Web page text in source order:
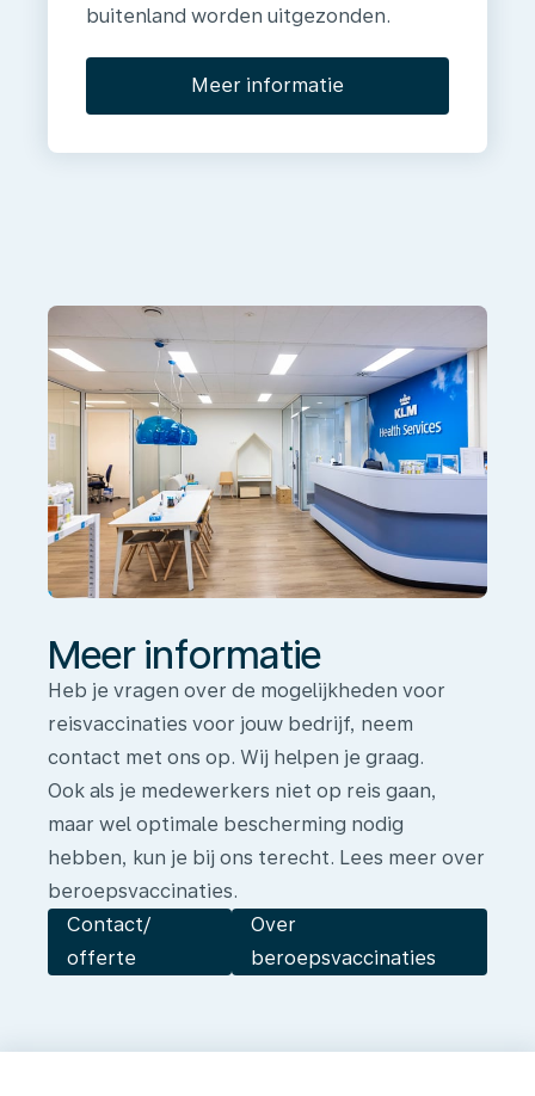
buitenland worden uitgezonden.
Meer informatie
Meer
Meer informatie
Heb je vragen over de mogelijkheden voor
reisvaccinaties voor jouw bedrijf, neem
contact met ons op. Wij helpen je graag.
Ook als je medewerkers niet op reis gaan,
maar wel optimale bescherming nodig
hebben, kun je bij ons terecht. Lees meer over
beroepsvaccinaties.
Contact/
offerte
Over
beroepsvaccinaties